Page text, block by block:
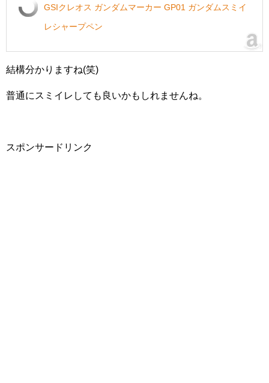
GSIクレオス ガンダムマーカー GP01 ガンダムスミイ
レシャープペン
結構分かりますね(笑)
普通にスミイレしても良いかもしれませんね。
スポンサードリンク